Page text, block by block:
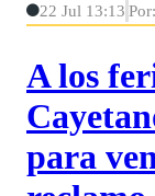
22 Jul 13:13
A los
para